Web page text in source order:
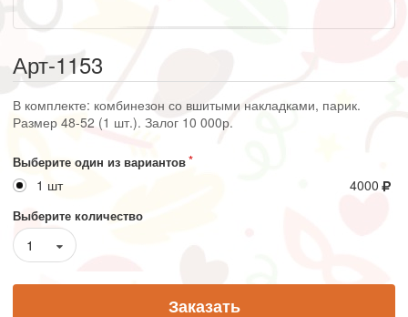
Арт-1153
В комплекте: комбинезон со вшитыми накладками, парик.
Размер 48-52 (1 шт.). Залог 10 000р.
Выберите один из вариантов
1 шт 4000
Выберите количество
1
Заказать